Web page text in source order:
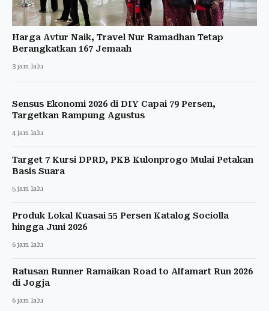
Harga Avtur Naik, Travel Nur Ramadhan Tetap
Berangkatkan 167 Jemaah
3 jam lalu
Sensus Ekonomi 2026 di DIY Capai 79 Persen,
Targetkan Rampung Agustus
4 jam lalu
Target 7 Kursi DPRD, PKB Kulonprogo Mulai Petakan
Basis Suara
5 jam lalu
Produk Lokal Kuasai 55 Persen Katalog Sociolla
hingga Juni 2026
6 jam lalu
Ratusan Runner Ramaikan Road to Alfamart Run 2026
di Jogja
6 jam lalu